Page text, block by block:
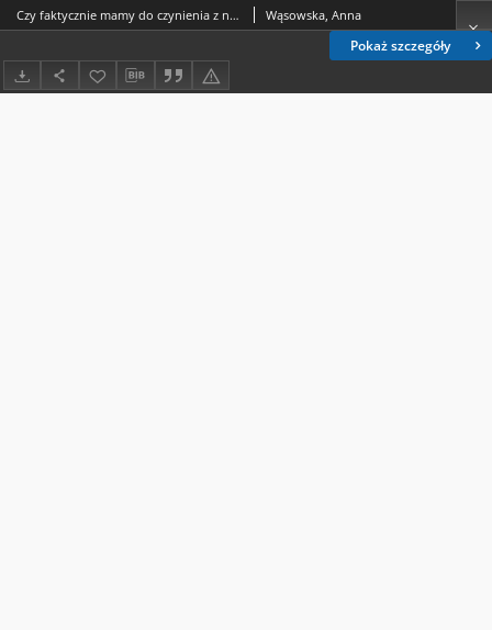
Pokaż szczegóły
Czy faktycznie mamy do czynienia z nowymi uprawnieniami kontrolnymi radnych samorządowych? Wąsowska, Anna